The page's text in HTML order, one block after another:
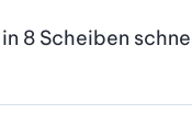
8 Scheiben